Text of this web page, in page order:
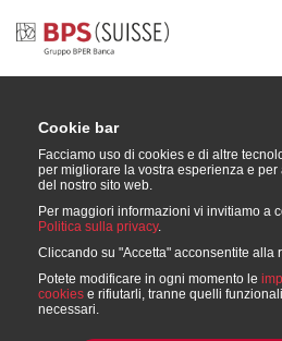
Conto
CHF / EUR
Cookie bar
Facciamo uso di cookies e di altre
per migliorare la vostra esperienza e
del nostro sito web.
Per maggiori informazioni vi invitiamo a
Politica sulla privacy.
Cliccando su "Accetta" acconsentite alla
Potete modificare in ogni momento le
cookies e rifiutarli, tranne quelli
necessari.